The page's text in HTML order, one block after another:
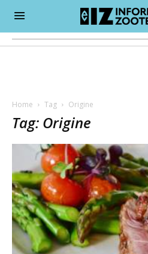
Home Tag Origine
Tag: Origine